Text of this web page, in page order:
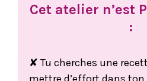
Cet atelier n’est
:
✘ Tu cherches une
mettre d’effort dans